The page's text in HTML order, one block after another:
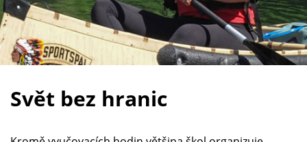
Svět bez hranic